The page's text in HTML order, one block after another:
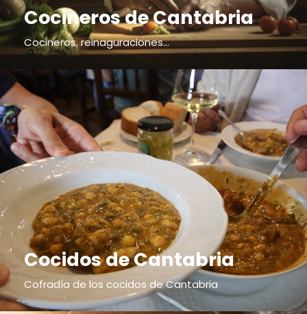
Cocineros de Cantabria
Cocineros, reinaguraciones...
Cocidos de Cantabria
Cofradía de los cocidos de Cantabria